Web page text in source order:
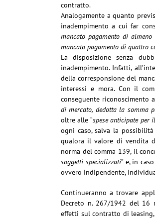
contratto.
Analogamente a quanto
inadempimento a cui far
mancato pagamento di
mancato pagamento di quattro
La disposizione senza
inadempimento. Infatti,
della corresponsione del
interessi e mora. Con il
conseguente riconoscimento
di mercato, dedotta la somma
oltre alle “spese anticipate per
ogni caso, salva la
qualora il valore di vendita
norma del comma 139, il
soggetti specializzati” e, in
ovvero indipendente,
Continueranno a trovare
Decreto n. 267/1942 del 16
effetti sul contratto di